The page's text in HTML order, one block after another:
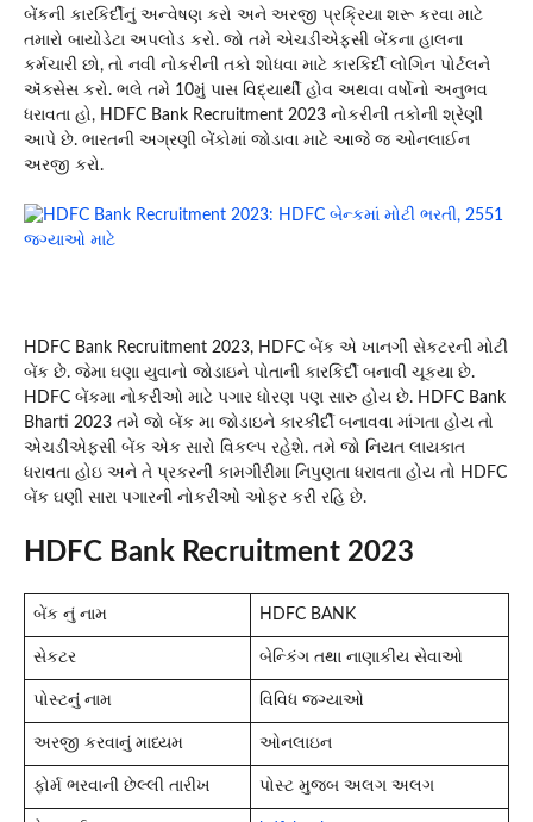
બેંકની કારકિર્દીનું અન્વેષણ કરો અને અરજી પ્રક્રિયા શરૂ કરવા માટે
તમારો બાયોડેટા અપલોડ કરો. જો તમે એચડીએફસી બેંકના હાલના
કર્મચારી છો, તો નવી નોકરીની તકો શોધવા માટે કારકિર્દી લોગિન પોર્ટલને
ઍક્સેસ કરો. ભલે તમે 10મું પાસ વિદ્યાર્થી હોવ અથવા વર્ષોનો અનુભવ
ધરાવતા હો, HDFC Bank Recruitment 2023 નોકરીની તકોની શ્રેણી
આપે છે. ભારતની અગ્રણી બેંકોમાં જોડાવા માટે આજે જ ઓનલાઈન
અરજી કરો.
HDFC Bank Recruitment 2023, HDFC બેંક એ ખાનગી સેકટરની મોટી
બેંક છે. જેમા ઘણા યુવાનો જોડાઇને પોતાની કારકિર્દી બનાવી ચૂકયા છે.
HDFC બેંકમા નોકરીઓ માટે પગાર ધોરણ પણ સારુ હોય છે. HDFC Bank
Bharti 2023 તમે જો બેંક મા જોડાઇને કારકીર્દી બનાવવા માંગતા હોય તો
એચડીએફસી બેંક એક સારો વિકલ્પ રહેશે. તમે જો નિયત લાયકાત
ધરાવતા હોઇ અને તે પ્રકરની કામગીરીમા નિપુણતા ધરાવતા હોય તો HDFC
બેંક ઘણી સારા પગારની નોકરીઓ ઓફર કરી રહિ છે.
HDFC Bank Recruitment 2023
બેંક નું નામ HDFC BANK
સેકટર બેન્કિંગ તથા નાણાકીય સેવાઓ
પોસ્ટનું નામ વિવિધ જગ્યાઓ
અરજી કરવાનું માધ્યમ ઓનલાઇન
ફોર્મ ભરવાની છેલ્લી તારીખ પોસ્ટ મુજબ અલગ અલગ